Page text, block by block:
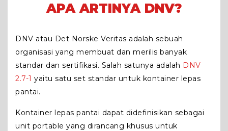
APA ARTINYA DNV?
DNV atau Det Norske Veritas adalah sebuah
organisasi yang membuat dan merilis banyak
standar dan sertifikasi. Salah satunya adalah DNV
2.7-1 yaitu satu set standar untuk kontainer lepas
pantai.
Kontainer lepas pantai dapat didefinisikan sebagai
unit portable yang dirancang khusus untuk